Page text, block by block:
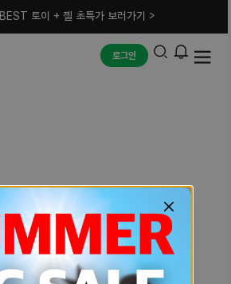
BEST 토이 + 젤 초특가 보러가기 >
로그인
예상치 못한 에러입니다.